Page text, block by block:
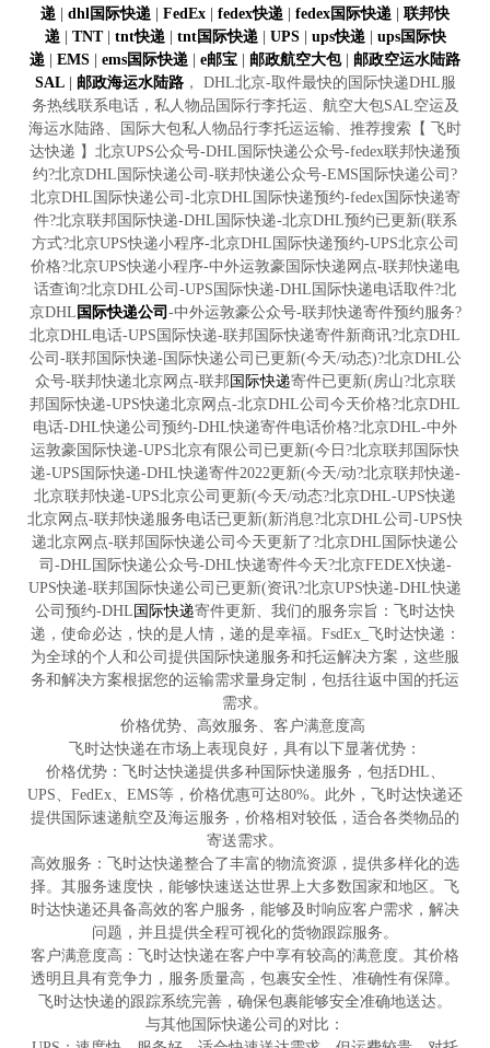
递
dhl国际快递 FedEx fedex快递 fedex国际快递
联邦快
递
TNT| tnt快递 tnt国际快递 UPS| ups快递
ups国际快
递
EMS ems国际快递 e邮宝 邮政航空大包| 邮政空运水陆路
SAL| 邮政海运水陆路， DHL北京-取件最快的国际快递DHL服
务热线联系电话，私人物品国际行李托运、航空大包SAL空运及
海运水陆路、国际大包私人物品行李托运运输、推荐搜索【 飞时
达快递 】北京UPS公众号-DHL国际快递公众号-fedex联邦快递预
约?北京DHL国际快递公司-联邦快递公众号-EMS国际快递公司?
北京DHL国际快递公司-北京DHL国际快递预约-fedex国际快递寄
件?北京联邦国际快递-DHL国际快递-北京DHL预约已更新(联系
方式?北京UPS快递小程序-北京DHL国际快递预约-UPS北京公司
价格?北京UPS快递小程序-中外运敦豪国际快递网点-联邦快递电
话查询?北京DHL公司-UPS国际快递-DHL国际快递电话取件?北
京DHL 国际快递公司 -中外运敦豪公众号-联邦快递寄件预约服务?
北京DHL电话-UPS国际快递-联邦国际快递寄件新商讯?北京DHL
公司-联邦国际快递-国际快递公司已更新(今天/动态)?北京DHL公
众号-联邦快递北京网点-联邦 国际快递寄件已更新(房山?北京联
邦国际快递-UPS快递北京网点-北京DHL公司今天价格?北京DHL
电话-DHL快递公司预约-DHL快递寄件电话价格?北京DHL-中外
运敦豪国际快递-UPS北京有限公司已更新(今日?北京联邦国际快
递-UPS国际快递-DHL快递寄件2022更新(今天/动?北京联邦快递-
北京联邦快递-UPS北京公司更新(今天/动态?北京DHL-UPS快递
北京网点-联邦快递服务电话已更新(新消息?北京DHL公司-UPS快
递北京网点-联邦国际快递公司今天更新了?北京DHL国际快递公
司-DHL国际快递公众号-DHL快递寄件今天?北京FEDEX快递-
UPS快递-联邦国际快递公司已更新(资讯?北京UPS快递-DHL快递
公司预约-DHL 国际快递寄件更新、我们的服务宗旨：飞时达快
递，使命必达，快的是人情，递的是幸福。FsdEx_飞时达快递：
为全球的个人和公司提供国际快递服务和托运解决方案，这些服
务和解决方案根据您的运输需求量身定制，包括往返中国的托运
需求。
价格优势、高效服务、客户满意度高 ‌
飞时达快递在市场上表现良好，具有以下显著优势‌：
价格优势‌：飞时达快递提供多种国际快递服务，包括DHL、
UPS、FedEx、EMS等，价格优惠可达80%。此外，飞时达快递还
提供国际速递航空及海运服务，价格相对较低，适合各类物品的
寄送需求‌。
高效服务‌：飞时达快递整合了丰富的物流资源，提供多样化的选
择。其服务速度快，能够快速送达世界上大多数国家和地区。飞
时达快递还具备高效的客户服务，能够及时响应客户需求，解决
问题，并且提供全程可视化的货物跟踪服务‌。
客户满意度高‌：飞时达快递在客户中享有较高的满意度。其价格
透明且具有竞争力，服务质量高，包裹安全性、准确性有保障。
飞时达快递的跟踪系统完善，确保包裹能够安全准确地送达‌。
与其他国际快递公司的对比‌：